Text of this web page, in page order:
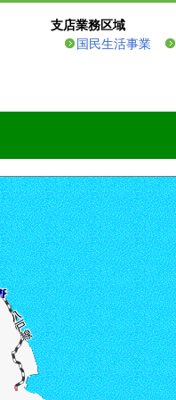
支店業務区域
国民生活事業